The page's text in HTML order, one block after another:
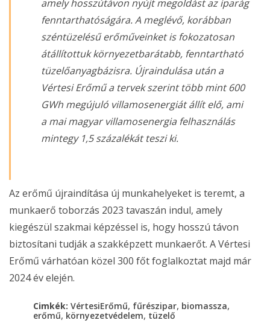
amely hosszútávon nyújt megoldást az iparág
fenntarthatóságára. A meglévő, korábban
széntüzelésű erőműveinket is fokozatosan
átállítottuk környezetbarátabb, fenntartható
tüzelőanyagbázisra. Újraindulása után a
Vértesi Erőmű a tervek szerint több mint 600
GWh megújuló villamosenergiát állít elő, ami
a mai magyar villamosenergia felhasználás
mintegy 1,5 százalékát teszi ki.
Az erőmű újraindítása új munkahelyeket is teremt, a
munkaerő toborzás 2023 tavaszán indul, amely
kiegészül szakmai képzéssel is, hogy hosszú távon
biztosítani tudják a szakképzett munkaerőt. A Vértesi
Erőmű várhatóan közel 300 főt foglalkoztat majd már
2024 év elején.
Cimkék: VértesiErőmű, fűrészipar, biomassza,
erőmű, környezetvédelem, tüzelő